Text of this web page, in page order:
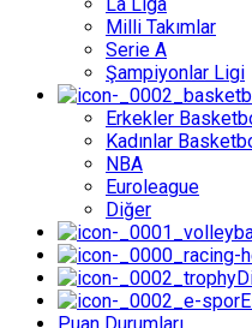
Milli Takımlar
Serie A
Şampiyonlar Ligi
Erkekler
Kadınlar
NBA
Euroleague
Diğer